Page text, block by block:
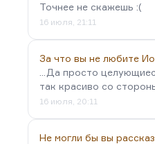
Точнее не скажешь :(
16 июля, 21:11
За что вы не любите
...Да просто
так красиво со
16 июля, 20:11
Не могли бы вы